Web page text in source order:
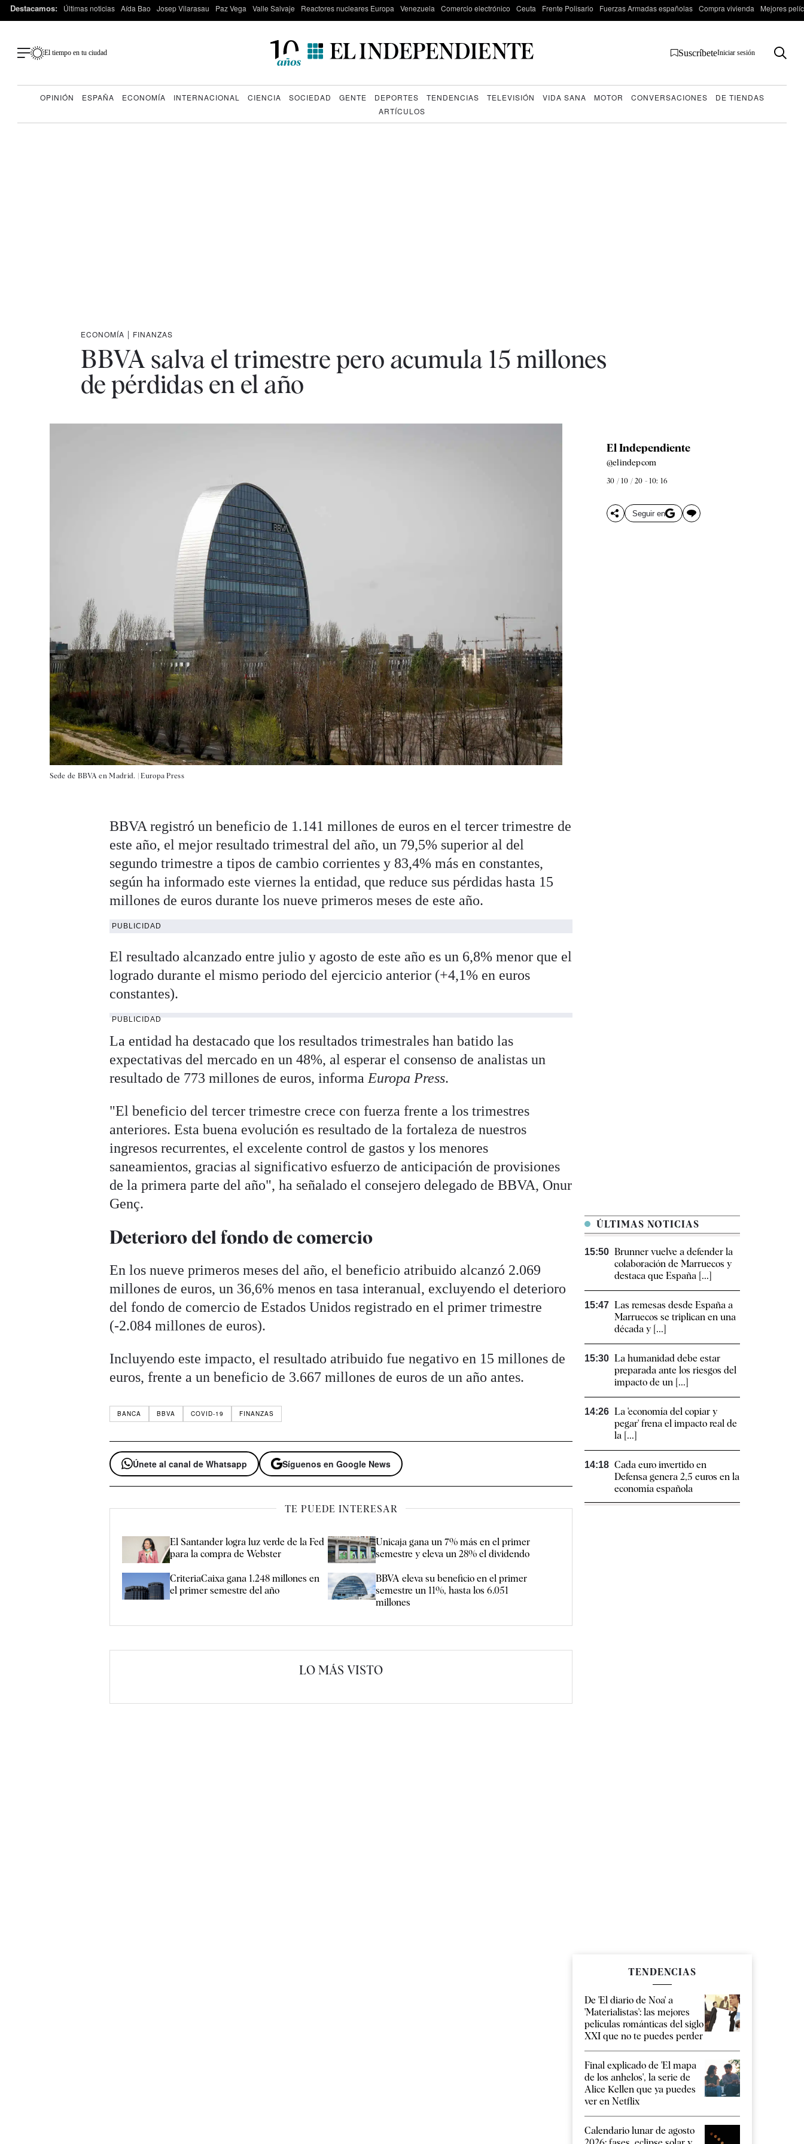
Destacamos: Últimas noticias Aída Bao Josep Vilarasau Paz Vega Valle Salvaje Reactores nucleares Europa Venezuela Comercio electrónico Ceuta Frente Polisario Fuerzas Armadas españolas Compra vivienda Mejores
El tiempo en tu ciudad SuscríbeteIniciar sesión
OPINIÓN ESPAÑA ECONOMÍA INTERNACIONAL CIENCIA SOCIEDAD GENTE DEPORTES TENDENCIAS TELEVISIÓN VIDA SANA MOTOR CONVERSACIONES
DE TIENDAS
ARTÍCULOS
ECONOMÍA | FINANZAS
BBVA salva el trimestre pero acumula 15 millones
de pérdidas en el año
Sede de BBVA en Madrid. |Europa Press
El Independiente
@elindepcom
30 / 10 / 20 - 10: 16
Seguir en
BBVA registró un beneficio de 1.141 millones de euros en el tercer trimestre de
este año, el mejor resultado trimestral del año, un 79,5% superior al del
segundo trimestre a tipos de cambio corrientes y 83,4% más en constantes,
según ha informado este viernes la entidad, que reduce sus pérdidas hasta 15
millones de euros durante los nueve primeros meses de este año.
PUBLICIDAD
El resultado alcanzado entre julio y agosto de este año es un 6,8% menor que el
logrado durante el mismo periodo del ejercicio anterior (+4,1% en euros
constantes).
PUBLICIDAD
La entidad ha destacado que los resultados trimestrales han batido las
expectativas del mercado en un 48%, al esperar el consenso de analistas un
resultado de 773 millones de euros, informaEuropa Press.
"El beneficio del tercer trimestre crece con fuerza frente a los trimestres
anteriores. Esta buena evolución es resultado de la fortaleza de nuestros
ingresos recurrentes, el excelente control de gastos y los menores
saneamientos, gracias al significativo esfuerzo de anticipación de provisiones
de la primera parte del año", ha señalado el consejero delegado de BBVA, Onur
Genç.
Deterioro del fondo de comercio
En los nueve primeros meses del año, el beneficio atribuido alcanzó 2.069
millones de euros, un 36,6% menos en tasa interanual, excluyendo el deterioro
del fondo de comercio de Estados Unidos registrado en el primer trimestre
(-2.084 millones de euros).
Incluyendo este impacto, el resultado atribuido fue negativo en 15 millones de
euros, frente a un beneficio de 3.667 millones de euros de un año antes.
BANCA BBVA COVID-19 FINANZAS
Únete al canal de Whatsapp Síguenos en Google News
TE PUEDE INTERESAR
El Santander logra luz verde de la Fed
para la compra de Webster
Unicaja gana un 7% más en el primer
semestre y eleva un 28% el dividendo
CriteriaCaixa gana 1.248 millones en
el primer semestre del año
BBVA eleva su beneficio en el primer
semestre un 11%, hasta los 6.051
millones
LO MÁS VISTO
ÚLTIMAS NOTICIAS
15:50 Brunner vuelve a defender la
colaboración de Marruecos y
destaca que España [...]
15:47 Las remesas desde España a
Marruecos se triplican en una
década y [...]
15:30 La humanidad debe estar
preparada ante los riesgos del
impacto de un [...]
14:26 La 'economía del copiar y
pegar' frena el impacto real de
la [...]
14:18 Cada euro invertido en
Defensa genera 2,5 euros en la
economía española
TENDENCIAS
De 'El diario de Noa' a
'Materialistas': las mejores
películas románticas del siglo
XXI que no te puedes perder
Final explicado de 'El mapa
de los anhelos', la serie de
Alice Kellen que ya puedes
ver en Netflix
Calendario lunar de agosto